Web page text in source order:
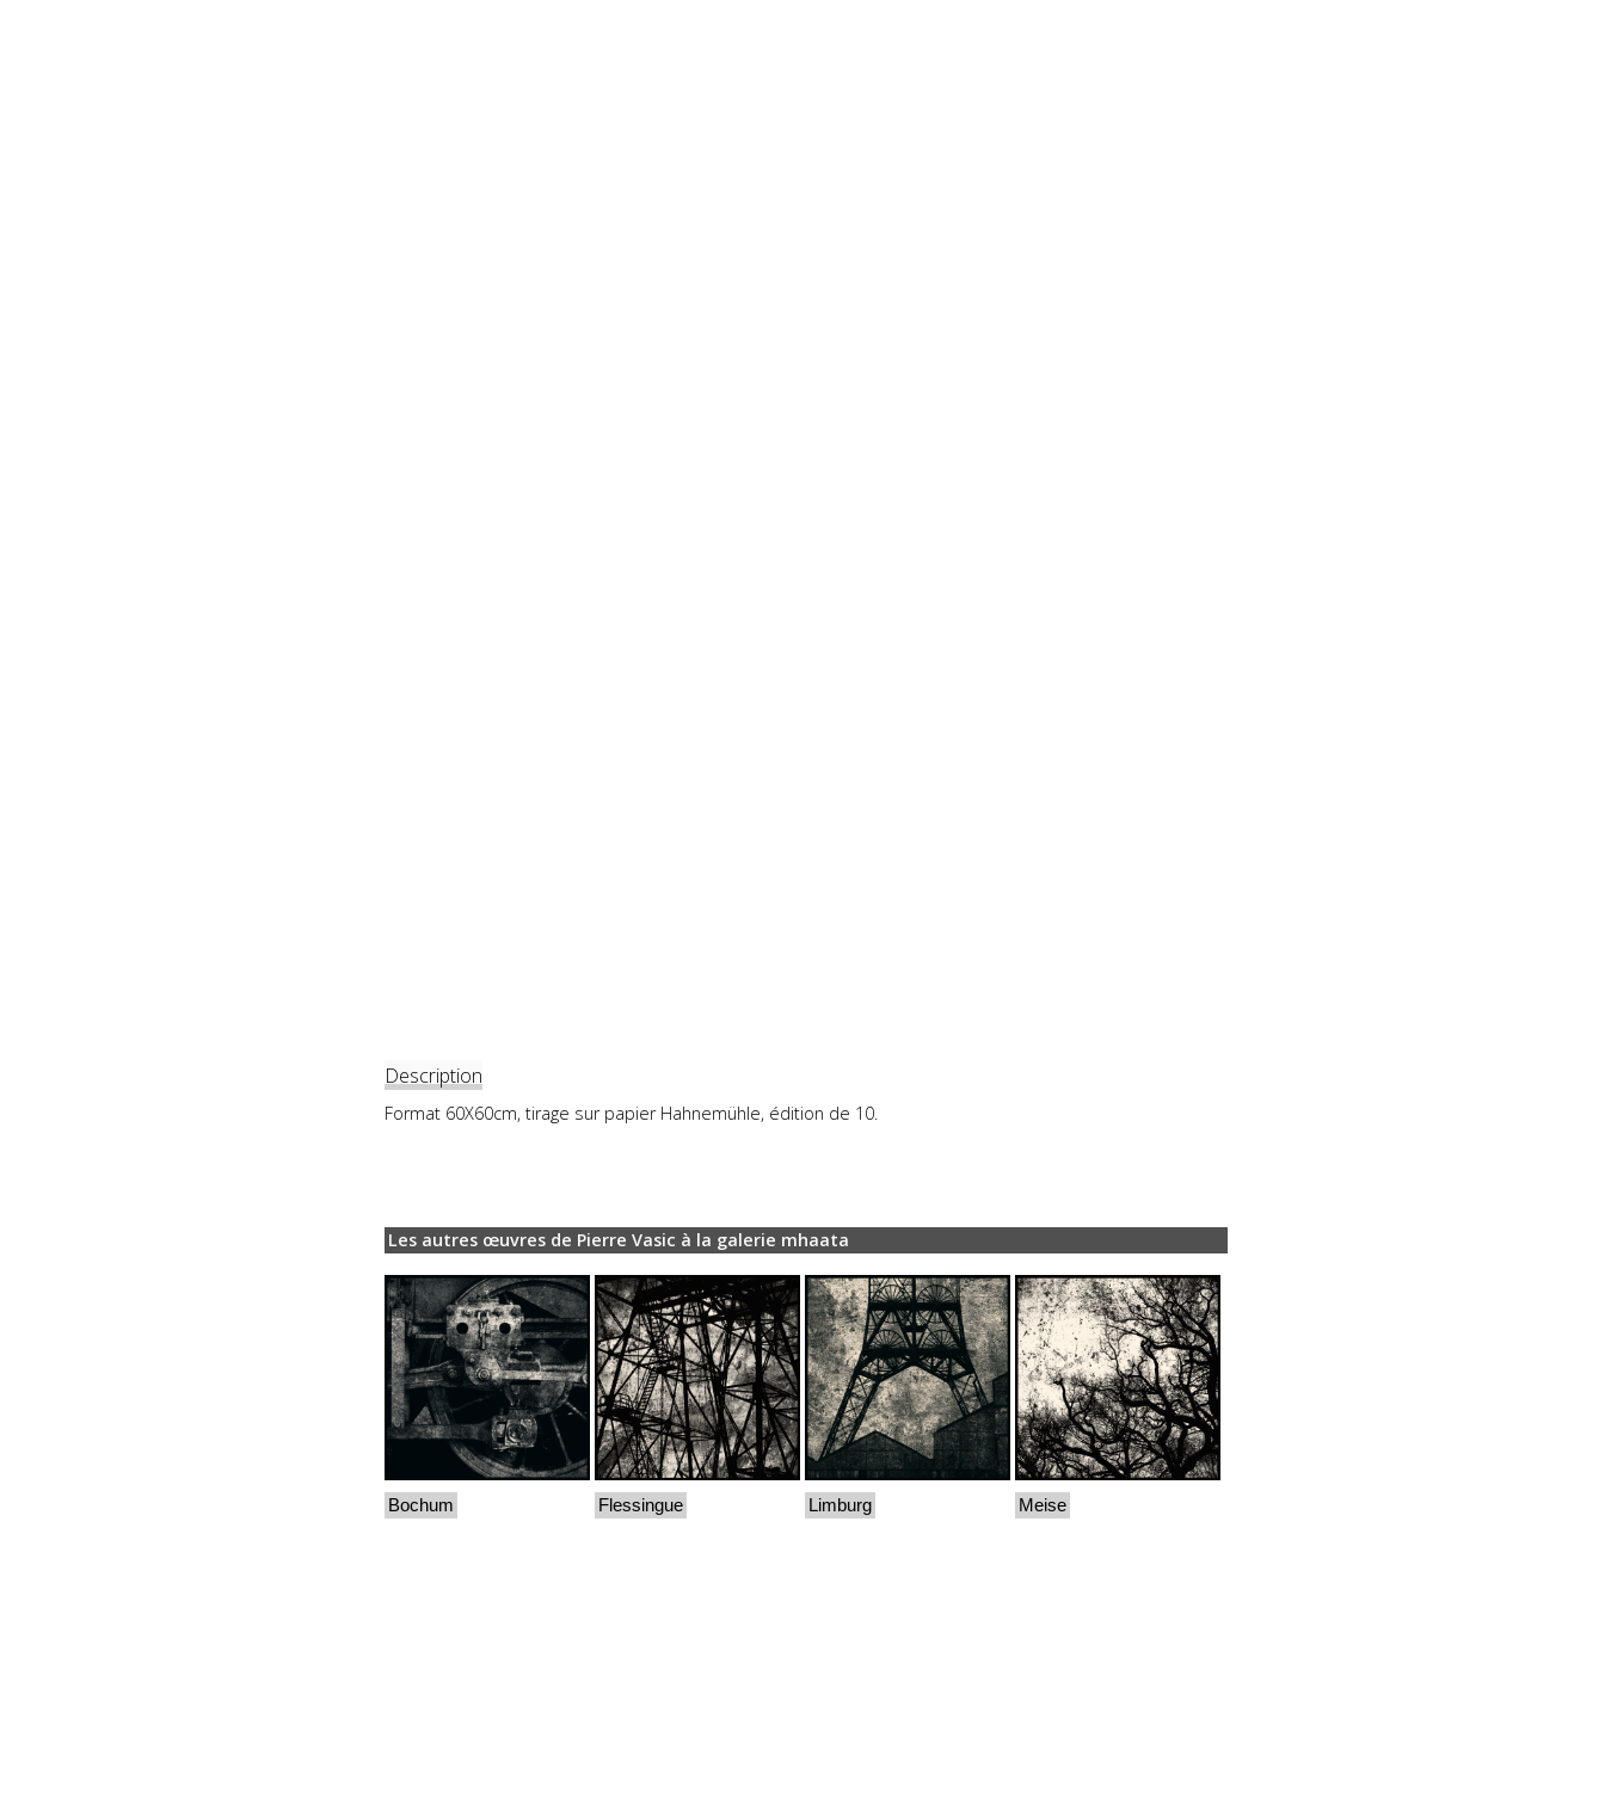
Description
Format 60X60cm, tirage sur papier Hahnemühle, édition de 10.
Les autres œuvres de Pierre Vasic à la galerie mhaata
Bochum Flessingue Limburg Meise